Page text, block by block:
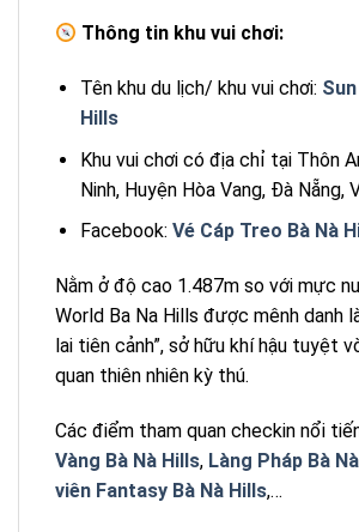
Thông tin khu vui chơi:
Tên khu du lịch/ khu vui chơi:
Hills
Khu vui chơi có địa chỉ tại Thôn
Ninh, Huyện Hòa Vang, Đà Nẵng,
Facebook: Vé Cáp Treo Bà Nà
Nằm ở độ cao 1.487m so với mực
World Ba Na Hills được mênh danh
lai tiên cảnh”, sở hữu khí hậu tuyệt
quan thiên nhiên kỳ thú.
Các điểm tham quan checkin nổi
Vàng Bà Nà Hills, Làng Pháp Bà
viên Fantasy Bà Nà Hills,…